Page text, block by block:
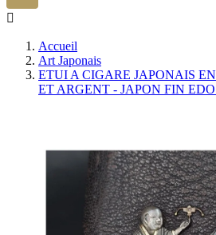
Accueil
Art Japonais
ETUI A CIGARE JAPONAIS
ET ARGENT - JAPON FIN